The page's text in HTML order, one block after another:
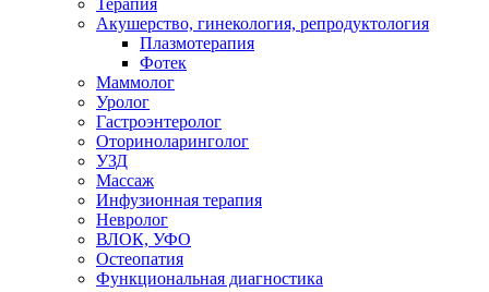
Терапия
Акушерство, гинекология, репродуктология
Плазмотерапия
Фотек
Маммолог
Уролог
Гастроэнтеролог
Оториноларинголог
УЗД
Массаж
Инфузионная терапия
Невролог
ВЛОК, УФО
Остеопатия
Функциональная диагностика